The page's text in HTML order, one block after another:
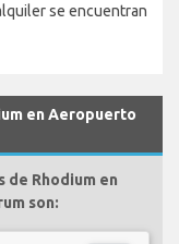
se encuentran
en Aeropuerto
de Rhodium en
son: